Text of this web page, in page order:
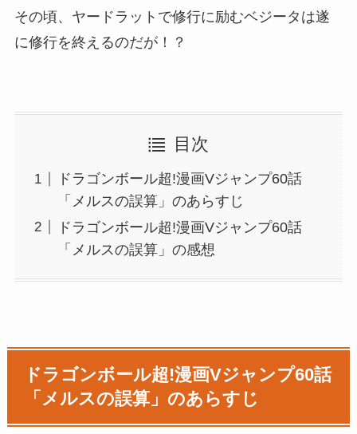
その頃、ヤードラットで修行に励むベジータは遂
に修行を終えるのだが！？
目次
ドラゴンボール超!漫画Vジャンプ60話
「メルスの誤算」のあらすじ
ドラゴンボール超!漫画Vジャンプ60話
「メルスの誤算」の感想
ドラゴンボール超!漫画Vジャンプ60話
「メルスの誤算」のあらすじ